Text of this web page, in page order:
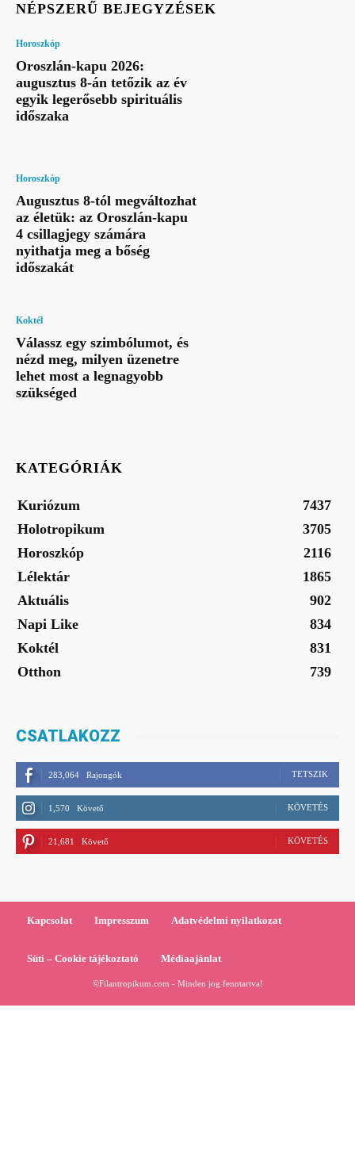
NÉPSZERŰ BEJEGYZÉSEK
Horoszkóp
Oroszlán-kapu 2026:
augusztus 8-án tetőzik az év
egyik legerősebb spirituális
időszaka
Horoszkóp
Augusztus 8-tól megváltozhat
az életük: az Oroszlán-kapu
4 csillagjegy számára
nyithatja meg a bőség
időszakát
Koktél
Válassz egy szimbólumot, és
nézd meg, milyen üzenetre
lehet most a legnagyobb
szükséged
KATEGÓRIÁK
Kuriózum
7437
Holotropikum
3705
Horoszkóp
2116
Lélektár
1865
Aktuális
902
Napi Like
834
Koktél
831
Otthon
739
CSATLAKOZZ
283,064 Rajongók TETSZIK
1,570 Követő KÖVETÉS
21,681 Követő KÖVETÉS
Kapcsolat Impresszum Adatvédelmi nyilatkozat
Süti – Cookie tájékoztató Médiaajánlat
©Filantropikum.com - Minden jog fenntartva!